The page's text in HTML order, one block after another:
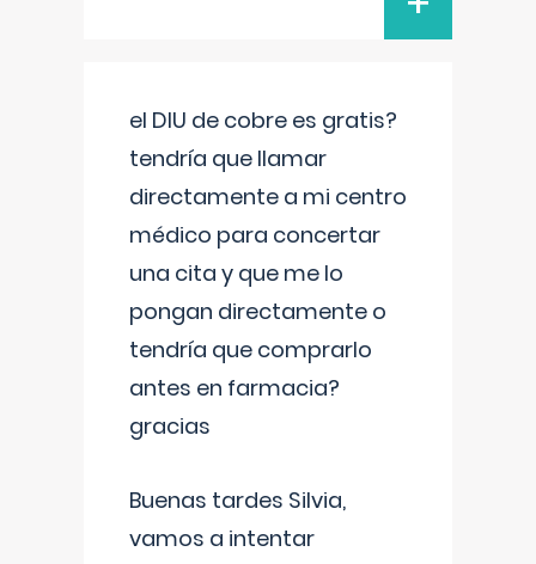
el DIU de cobre es gratis?
tendría que llamar
directamente a mi centro
médico para concertar
una cita y que me lo
pongan directamente o
tendría que comprarlo
antes en farmacia?
gracias
Buenas tardes Silvia,
vamos a intentar